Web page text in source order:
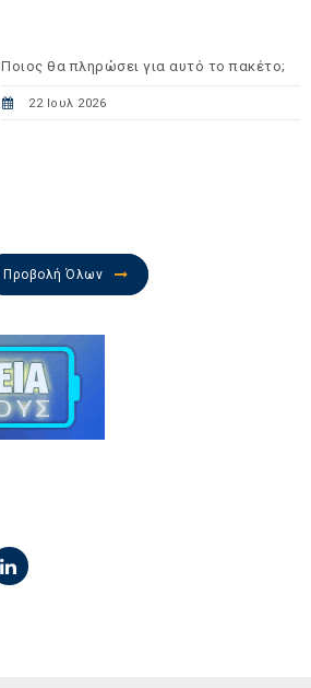
Ποιος θα πληρώσει για αυτό το πακέτο;
22 Ιουλ 2026
Προβολή Όλων